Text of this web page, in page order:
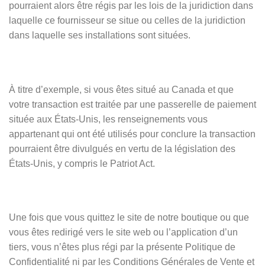
pourraient alors être régis par les lois de la juridiction dans
laquelle ce fournisseur se situe ou celles de la juridiction
dans laquelle ses installations sont situées.
À titre d’exemple, si vous êtes situé au Canada et que
votre transaction est traitée par une passerelle de paiement
située aux États-Unis, les renseignements vous
appartenant qui ont été utilisés pour conclure la transaction
pourraient être divulgués en vertu de la législation des
États-Unis, y compris le Patriot Act.
Une fois que vous quittez le site de notre boutique ou que
vous êtes redirigé vers le site web ou l’application d’un
tiers, vous n’êtes plus régi par la présente Politique de
Confidentialité ni par les Conditions Générales de Vente et